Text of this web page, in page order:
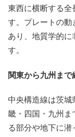
東西に横断する全
す。プレートの
あり、地質学的に
す。
関東から九州ま
中央構造線は茨
畿・四国・九州
る部分や地下に